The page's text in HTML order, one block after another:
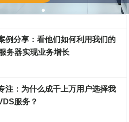
例分享：看他们如何利用我们的
务器实现业务增长
注：为什么成千上万用户选择我
服务？